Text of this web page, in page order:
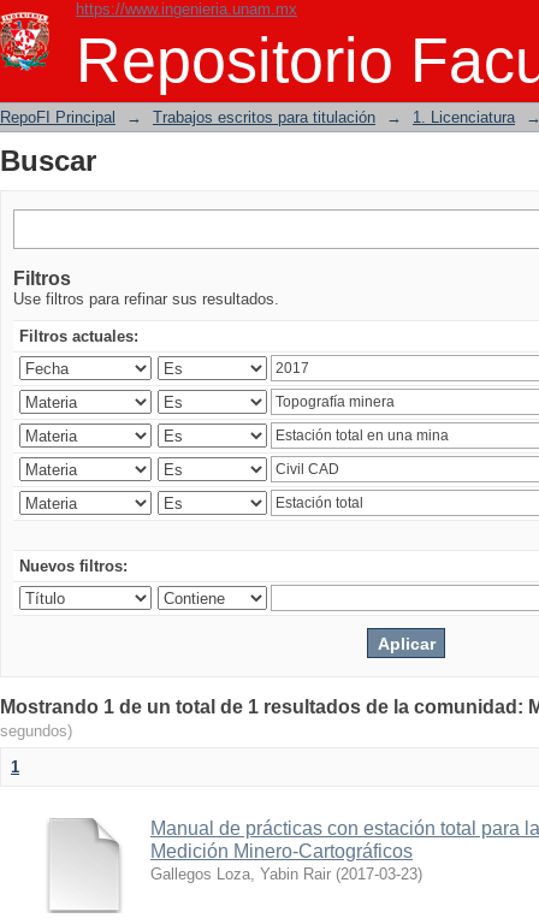
https://www.ingenieria.unam.mx
Repositorio
Buscar
RepoFI Principal → Trabajos escritos para titulación → 1. Licenciatura
Buscar
Filtros
Use filtros para refinar sus resultados.
Filtros actuales:
Nuevos filtros:
Mostrando 1 de un total de 1 resultados de la comunidad:
segundos)
1
Manual de prácticas con estación total para
Medición Minero-Cartográficos
Gallegos Loza, Yabin Rair (2017-03-23)